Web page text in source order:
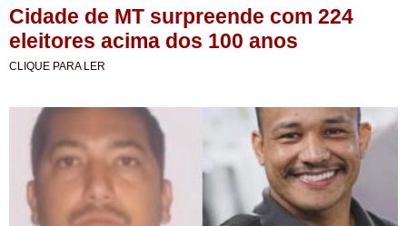
Cidade de MT surpreende com 224
eleitores acima dos 100 anos
CLIQUE PARA LER